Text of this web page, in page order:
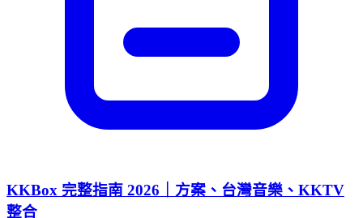
KKBox 完整指南 2026｜方案、台灣音樂、KKTV
整合